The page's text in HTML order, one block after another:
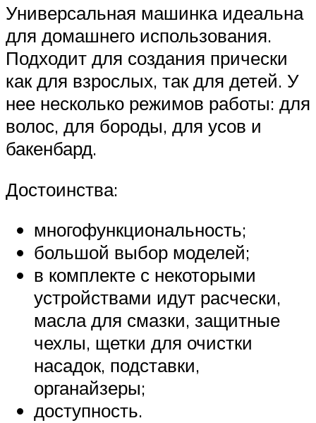
Универсальная машинка идеальна
для домашнего использования.
Подходит для создания прически
как для взрослых, так для детей. У
нее несколько режимов работы: для
волос, для бороды, для усов и
бакенбард.
Достоинства:
многофункциональность;
большой выбор моделей;
в комплекте с некоторыми
устройствами идут расчески,
масла для смазки, защитные
чехлы, щетки для очистки
насадок, подставки,
органайзеры;
доступность.